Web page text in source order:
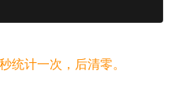
统计一次，后清零。